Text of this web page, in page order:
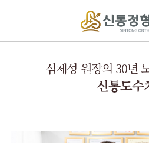
심제성 원장의 30년
신통도수